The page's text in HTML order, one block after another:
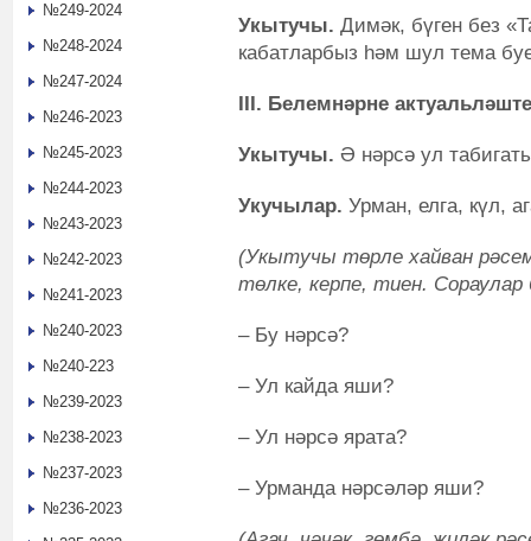
Укытучы. Димәк, бүген без
кабатларбыз һәм шул тема
III. Белемнәрне
Укытучы. Ә нәрсә ул
Укучылар. Урман, елга, күл,
(Укытучы төрле хайван
төлке, керпе, тиен. Сораулар
– Бу нәрсә?
– Ул кайда яши?
– Ул нәрсә ярата?
– Урманда нәрсәләр яши?
№249-2024
№248-2024
№247-2024
№246-2023
№245-2023
№244-2023
№243-2023
№242-2023
№241-2023
№240-2023
№240-223
№239-2023
№238-2023
№237-2023
№236-2023